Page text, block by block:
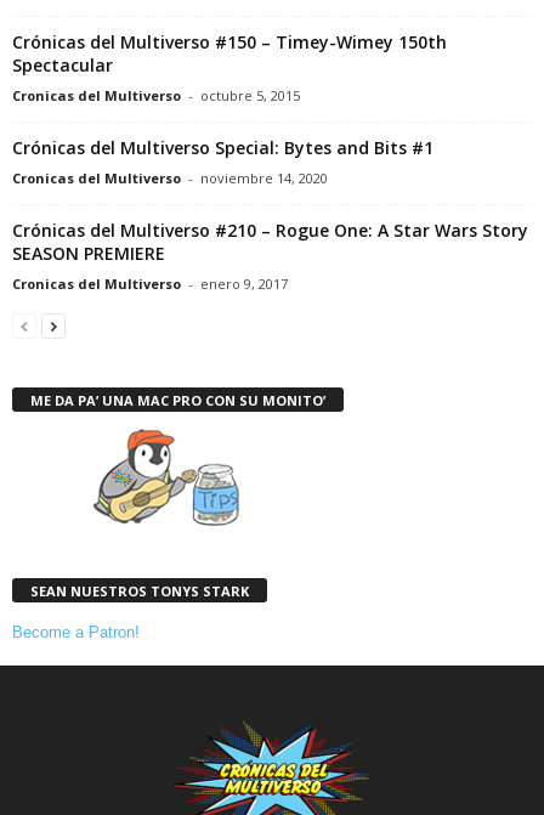
Crónicas del Multiverso #150 – Timey-Wimey 150th
Spectacular
Cronicas del Multiverso - octubre 5, 2015
Crónicas del Multiverso Special: Bytes and Bits #1
Cronicas del Multiverso - noviembre 14, 2020
Crónicas del Multiverso #210 – Rogue One: A Star Wars Story
SEASON PREMIERE
Cronicas del Multiverso - enero 9, 2017
ME DA PA’ UNA MAC PRO CON SU MONITO’
SEAN NUESTROS TONYS STARK
Become a Patron!